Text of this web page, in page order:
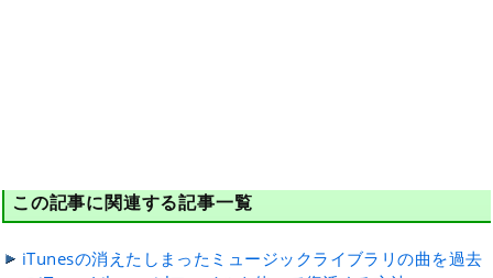
この記事に関連する記事一覧
iTunesの消えたしまったミュージックライブラリの曲を過去